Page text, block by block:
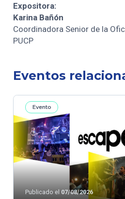
Expositora:
Karina Bañón
Coordinadora Senior de la
PUCP
Eventos
Evento
Publicado el 07/08/2026